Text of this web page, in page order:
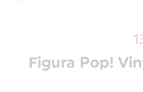
Figura Pop!